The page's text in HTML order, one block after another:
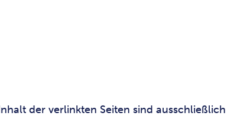
der verlinkten Seiten sind ausschließlich